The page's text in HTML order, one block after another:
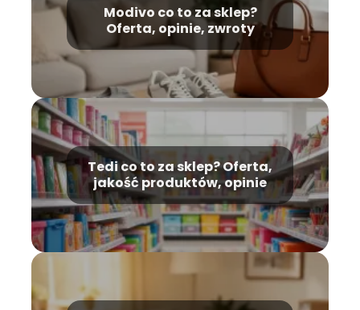
Modivo co to za sklep?
Oferta, opinie, zwroty
Tedi co to za sklep? Oferta,
jakość produktów, opinie